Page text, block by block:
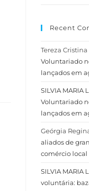
Recent
Tereza
Voluntariado
lançados em
SILVIA MARIA
Voluntariado
lançados em
Geórgia
aliados de
comércio local
SILVIA MARIA
voluntária: